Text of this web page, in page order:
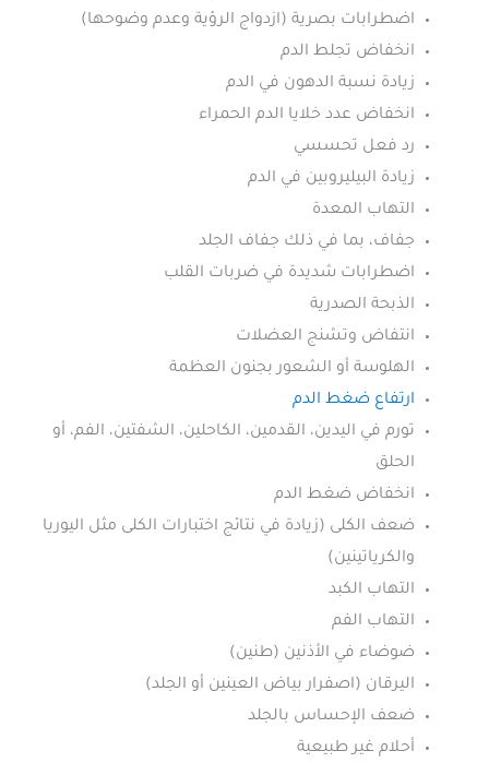
اضطرابات بصرية (ازدواج الرؤية وعدم وضوحها)
انخفاض تجلط الدم
زيادة نسبة الدهون في الدم
انخفاض عدد خلايا الدم الحمراء
رد فعل تحسسي
زيادة البيليروبين في الدم
التهاب المعدة
جفاف، بما في ذلك جفاف الجلد
اضطرابات شديدة في ضربات القلب
الذبحة الصدرية
انتفاض وتشنج العضلات
الهلوسة أو الشعور بجنون العظمة
ارتفاع ضغط الدم
تورم في اليدين، القدمين، الكاحلين، الشفتين، الفم، أو
الحلق
انخفاض ضغط الدم
ضعف الكلى (زيادة في نتائج اختبارات الكلى مثل اليوريا
والكرياتينين)
التهاب الكبد
التهاب الفم
ضوضاء في الأذنين (طنين)
اليرقان (اصفرار بياض العينين أو الجلد)
ضعف الإحساس بالجلد
أحلام غير طبيعية